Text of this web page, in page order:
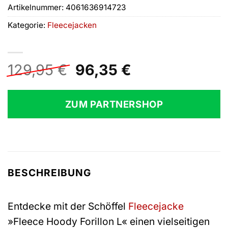
129,95€ Ursprünglicher
Preis
war:
129,95 €
96,35 €
ist:
96,35 €.
ZUM PARTNERSHOP
Artikelnummer: 4061636914723
Kategorie: Fleecejacken
BESCHREIBUNG
Entdecke mit der Schöffel Fleecejacke
»Fleece Hoody Forillon L« einen vielseitigen